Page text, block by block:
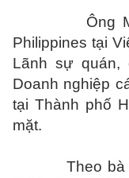
Ông
Philippines tại
Lãnh sự quán,
Doanh nghiệp
tại Thành phố
mặt.
Theo bà